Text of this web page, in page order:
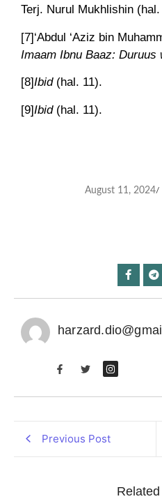
Terj. Nurul Mukhlishin
[7]‘Abdul ‘Aziz bin
Imaam Ibnu Baaz: Duruus
[8]Ibid(hal. 11).
[9]Ibid(hal. 11).
August 11, 2024/
Previous Post